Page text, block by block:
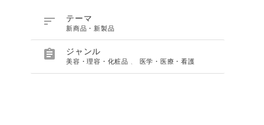
 テーマ
新商品・新製品
 ジャンル
美容・理容・化粧品 医学・医療・看護